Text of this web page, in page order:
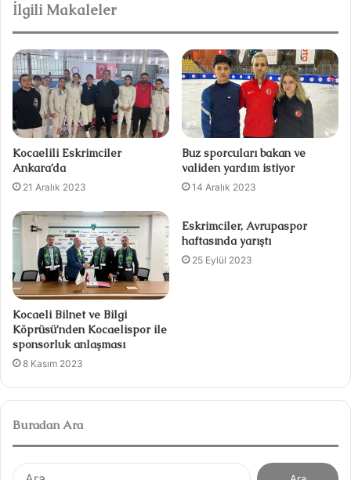
e
s
i
İlgili Makaleler
Kocaelili Eskrimciler
Ankara’da
21 Aralık 2023
Buz sporcuları bakan ve
validen yardım istiyor
14 Aralık 2023
Kocaeli Bilnet ve Bilgi
Köprüsü’nden Kocaelispor ile
sponsorluk anlaşması
8 Kasım 2023
Eskrimciler, Avrupaspor
haftasında yarıştı
25 Eylül 2023
Buradan Ara